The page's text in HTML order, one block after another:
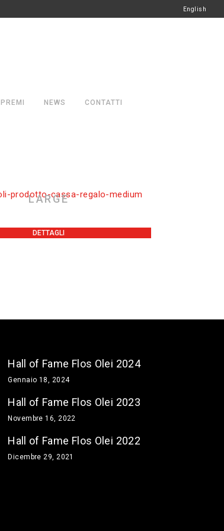
English
PREMI NEWS CONTATTI
LARGE
DETTAGLI
Hall of Fame Flos Olei 2024
Gennaio 18, 2024
Hall of Fame Flos Olei 2023
Novembre 16, 2022
Hall of Fame Flos Olei 2022
Dicembre 29, 2021